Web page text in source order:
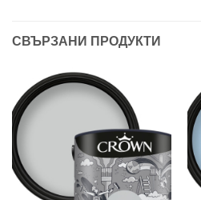
СВЪРЗАНИ ПРОДУКТИ